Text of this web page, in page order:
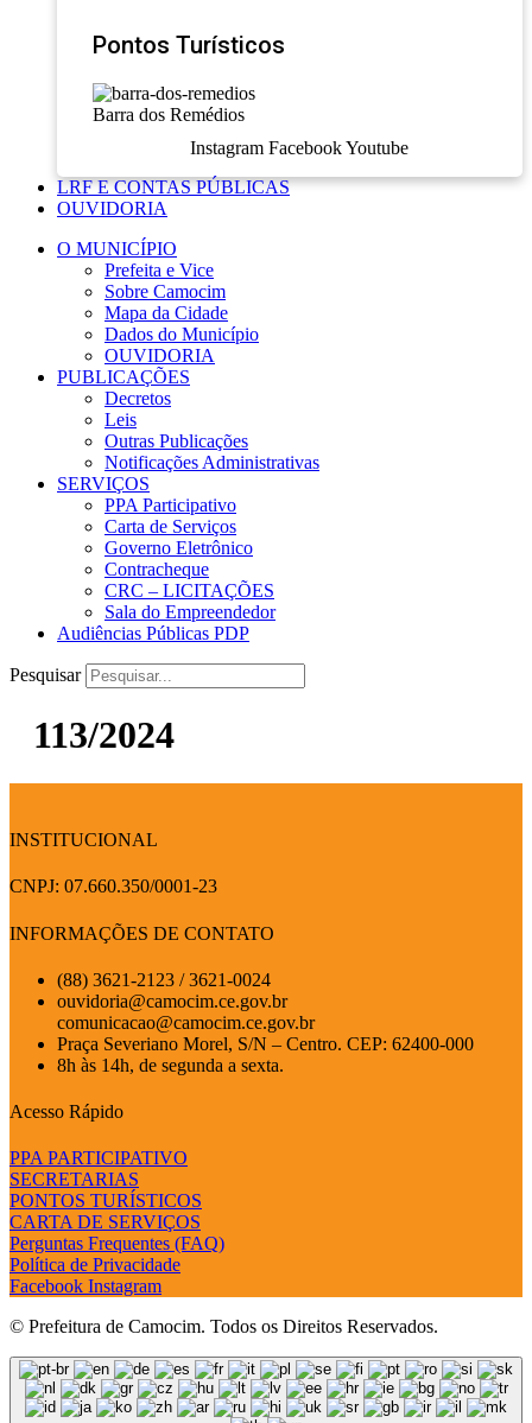
Pontos Turísticos
Barra dos Remédios
Instagram Facebook Youtube
LRF E CONTAS PÚBLICAS
OUVIDORIA
O MUNICÍPIO
Prefeita e Vice
Sobre Camocim
Mapa da Cidade
Dados do Município
OUVIDORIA
PUBLICAÇÕES
Decretos
Leis
Outras Publicações
Notificações Administrativas
SERVIÇOS
PPA Participativo
Carta de Serviços
Governo Eletrônico
Contracheque
CRC – LICITAÇÕES
Sala do Empreendedor
Audiências Públicas PDP
Pesquisar
113/2024
INSTITUCIONAL
CNPJ: 07.660.350/0001-23
INFORMAÇÕES DE CONTATO
(88) 3621-2123 / 3621-0024
ouvidoria@camocim.ce.gov.br
comunicacao@camocim.ce.gov.br
Praça Severiano Morel, S/N – Centro. CEP: 62400-000
8h às 14h, de segunda a sexta.
Acesso Rápido
PPA PARTICIPATIVO
SECRETARIAS
PONTOS TURÍSTICOS
CARTA DE SERVIÇOS
Perguntas Frequentes (FAQ)
Política de Privacidade
Facebook Instagram
© Prefeitura de Camocim. Todos os Direitos Reservados.